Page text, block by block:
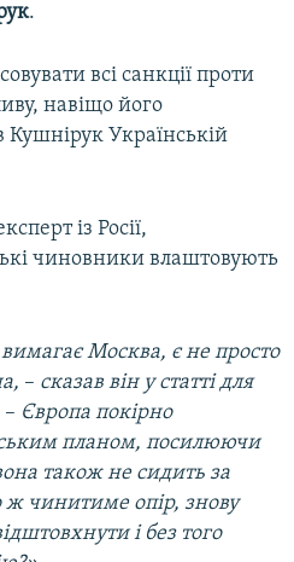
.
всі санкції проти
навіщо його
Кушнірук Українській
із Росії,
чиновники влаштовують
Москва, є не просто
– сказав він у статті для
– Європа покірно
планом, посилюючи
також не сидить за
ж чинитиме опір, знову
і без того